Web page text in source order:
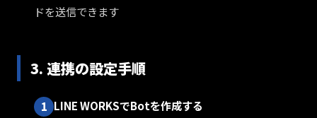
ドを送信できます
3. 連携の設定手順
LINE WORKSでBotを作成する